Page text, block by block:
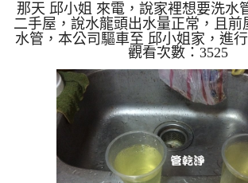
那天 邱小姐 來電，說家裡想要洗水
二手屋，說水龍頭出水量正常，且前
水管，本公司驅車至 邱小姐家，進
查後發現水管內有很多異物，冷水出
本公司架起 高周波水管清洗機，注
管，等候約15分鐘，利用 水管清洗
波 模式，把水管內的污垢級異物沖
出來的水呈棕色，看起來跟很噁心，
現泥水水，如下圖及影片，邱小姐
思還跟你說水管沒堵到，說房子才15
堵這麼多髒東西? 如...
觀看次數：3525